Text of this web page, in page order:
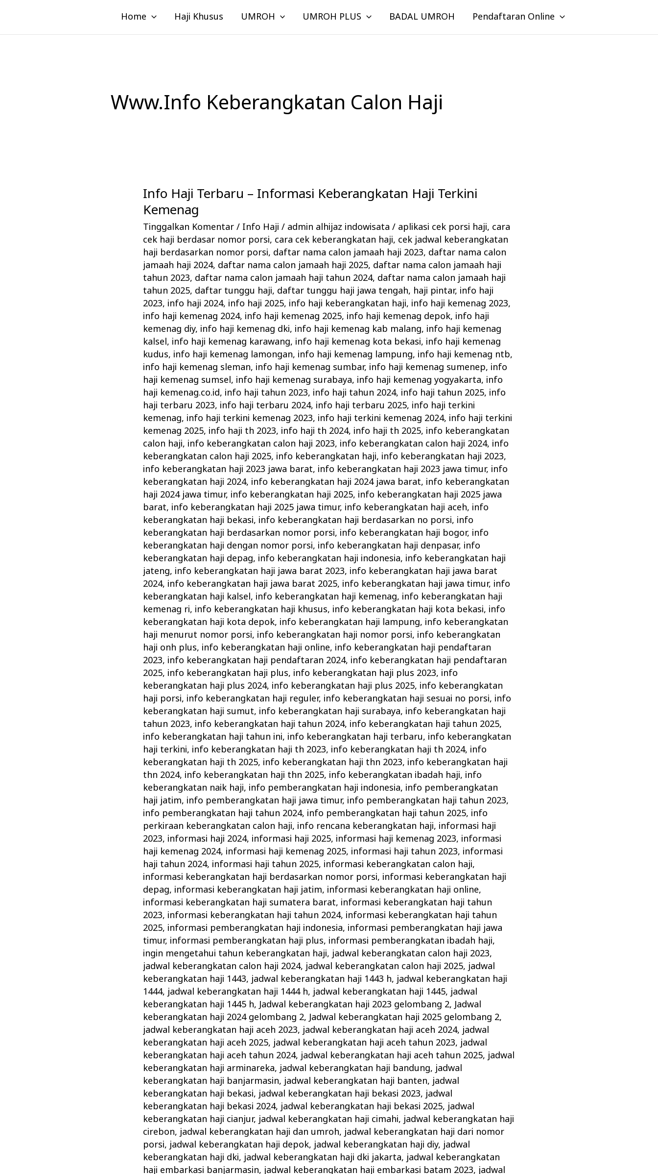
konten
Home Haji Khusus UMROH UMROH PLUS BADAL UMROH Pendaftaran Online
Www.info Keberangkatan Calon Haji
Info Haji Terbaru – Informasi Keberangkatan Haji Terkini
Kemenag
Tinggalkan Komentar / Info Haji / admin alhijaz indowisata/ aplikasi cek porsi haji, cara
cek haji berdasar nomor porsi, cara cek keberangkatan haji, cek jadwal keberangkatan
haji berdasarkan nomor porsi, daftar nama calon jamaah haji 2023, daftar nama calon
jamaah haji 2024, daftar nama calon jamaah haji 2025, daftar nama calon jamaah haji
tahun 2023, daftar nama calon jamaah haji tahun 2024, daftar nama calon jamaah haji
tahun 2025, daftar tunggu haji, daftar tunggu haji jawa tengah, haji pintar, info haji
2023, info haji 2024, info haji 2025, info haji keberangkatan haji, info haji kemenag 2023,
info haji kemenag 2024, info haji kemenag 2025, info haji kemenag depok, info haji
kemenag diy, info haji kemenag dki, info haji kemenag kab malang, info haji kemenag
kalsel, info haji kemenag karawang, info haji kemenag kota bekasi, info haji kemenag
kudus, info haji kemenag lamongan, info haji kemenag lampung, info haji kemenag ntb,
info haji kemenag sleman, info haji kemenag sumbar, info haji kemenag sumenep, info
haji kemenag sumsel, info haji kemenag surabaya, info haji kemenag yogyakarta, info
haji kemenag.co.id, info haji tahun 2023, info haji tahun 2024, info haji tahun 2025, info
haji terbaru 2023, info haji terbaru 2024, info haji terbaru 2025, info haji terkini
kemenag, info haji terkini kemenag 2023, info haji terkini kemenag 2024, info haji terkini
kemenag 2025, info haji th 2023, info haji th 2024, info haji th 2025, info keberangkatan
calon haji, info keberangkatan calon haji 2023, info keberangkatan calon haji 2024, info
keberangkatan calon haji 2025, info keberangkatan haji, info keberangkatan haji 2023,
info keberangkatan haji 2023 jawa barat, info keberangkatan haji 2023 jawa timur, info
keberangkatan haji 2024, info keberangkatan haji 2024 jawa barat, info keberangkatan
haji 2024 jawa timur, info keberangkatan haji 2025, info keberangkatan haji 2025 jawa
barat, info keberangkatan haji 2025 jawa timur, info keberangkatan haji aceh, info
keberangkatan haji bekasi, info keberangkatan haji berdasarkan no porsi, info
keberangkatan haji berdasarkan nomor porsi, info keberangkatan haji bogor, info
keberangkatan haji dengan nomor porsi, info keberangkatan haji denpasar, info
keberangkatan haji depag, info keberangkatan haji indonesia, info keberangkatan haji
jateng, info keberangkatan haji jawa barat 2023, info keberangkatan haji jawa barat
2024, info keberangkatan haji jawa barat 2025, info keberangkatan haji jawa timur, info
keberangkatan haji kalsel, info keberangkatan haji kemenag, info keberangkatan haji
kemenag ri, info keberangkatan haji khusus, info keberangkatan haji kota bekasi, info
keberangkatan haji kota depok, info keberangkatan haji lampung, info keberangkatan
haji menurut nomor porsi, info keberangkatan haji nomor porsi, info keberangkatan
haji onh plus, info keberangkatan haji online, info keberangkatan haji pendaftaran
2023, info keberangkatan haji pendaftaran 2024, info keberangkatan haji pendaftaran
2025, info keberangkatan haji plus, info keberangkatan haji plus 2023, info
keberangkatan haji plus 2024, info keberangkatan haji plus 2025, info keberangkatan
haji porsi, info keberangkatan haji reguler, info keberangkatan haji sesuai no porsi, info
keberangkatan haji sumut, info keberangkatan haji surabaya, info keberangkatan haji
tahun 2023, info keberangkatan haji tahun 2024, info keberangkatan haji tahun 2025,
info keberangkatan haji tahun ini, info keberangkatan haji terbaru, info keberangkatan
haji terkini, info keberangkatan haji th 2023, info keberangkatan haji th 2024, info
keberangkatan haji th 2025, info keberangkatan haji thn 2023, info keberangkatan haji
thn 2024, info keberangkatan haji thn 2025, info keberangkatan ibadah haji, info
keberangkatan naik haji, info pemberangkatan haji indonesia, info pemberangkatan
haji jatim, info pemberangkatan haji jawa timur, info pemberangkatan haji tahun 2023,
info pemberangkatan haji tahun 2024, info pemberangkatan haji tahun 2025, info
perkiraan keberangkatan calon haji, info rencana keberangkatan haji, informasi haji
2023, informasi haji 2024, informasi haji 2025, informasi haji kemenag 2023, informasi
haji kemenag 2024, informasi haji kemenag 2025, informasi haji tahun 2023, informasi
haji tahun 2024, informasi haji tahun 2025, informasi keberangkatan calon haji,
informasi keberangkatan haji berdasarkan nomor porsi, informasi keberangkatan haji
depag, informasi keberangkatan haji jatim, informasi keberangkatan haji online,
informasi keberangkatan haji sumatera barat, informasi keberangkatan haji tahun
2023, informasi keberangkatan haji tahun 2024, informasi keberangkatan haji tahun
2025, informasi pemberangkatan haji indonesia, informasi pemberangkatan haji jawa
timur, informasi pemberangkatan haji plus, informasi pemberangkatan ibadah haji,
ingin mengetahui tahun keberangkatan haji, jadwal keberangkatan calon haji 2023,
jadwal keberangkatan calon haji 2024, jadwal keberangkatan calon haji 2025, jadwal
keberangkatan haji 1443, jadwal keberangkatan haji 1443 h, jadwal keberangkatan haji
1444, jadwal keberangkatan haji 1444 h, jadwal keberangkatan haji 1445, jadwal
keberangkatan haji 1445 h,Jadwal keberangkatan haji 2023 gelombang 2,Jadwal
keberangkatan haji 2024 gelombang 2,Jadwal keberangkatan haji 2025 gelombang 2,
jadwal keberangkatan haji aceh 2023, jadwal keberangkatan haji aceh 2024, jadwal
keberangkatan haji aceh 2025, jadwal keberangkatan haji aceh tahun 2023, jadwal
keberangkatan haji aceh tahun 2024, jadwal keberangkatan haji aceh tahun 2025, jadwal
keberangkatan haji arminareka, jadwal keberangkatan haji bandung, jadwal
keberangkatan haji banjarmasin, jadwal keberangkatan haji banten, jadwal
keberangkatan haji bekasi, jadwal keberangkatan haji bekasi 2023, jadwal
keberangkatan haji bekasi 2024, jadwal keberangkatan haji bekasi 2025, jadwal
keberangkatan haji cianjur, jadwal keberangkatan haji cimahi, jadwal keberangkatan haji
cirebon, jadwal keberangkatan haji dan umroh, jadwal keberangkatan haji dari nomor
porsi, jadwal keberangkatan haji depok, jadwal keberangkatan haji diy, jadwal
keberangkatan haji dki, jadwal keberangkatan haji dki jakarta, jadwal keberangkatan
haji embarkasi banjarmasin, jadwal keberangkatan haji embarkasi batam 2023, jadwal
Info
Haji
Terbaru
–
Informasi
Keberangkatan
Haji
Terkini
Kemenag